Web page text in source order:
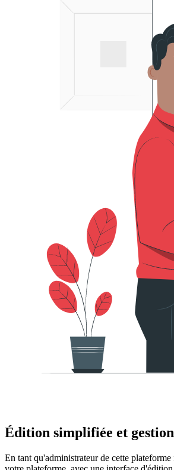
Édition simplifiée et
En tant qu'administrateur de cette